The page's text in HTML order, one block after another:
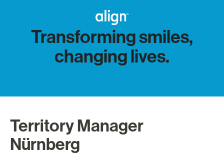
Transforming smiles,
changing lives.
Territory Manager
Nürnberg